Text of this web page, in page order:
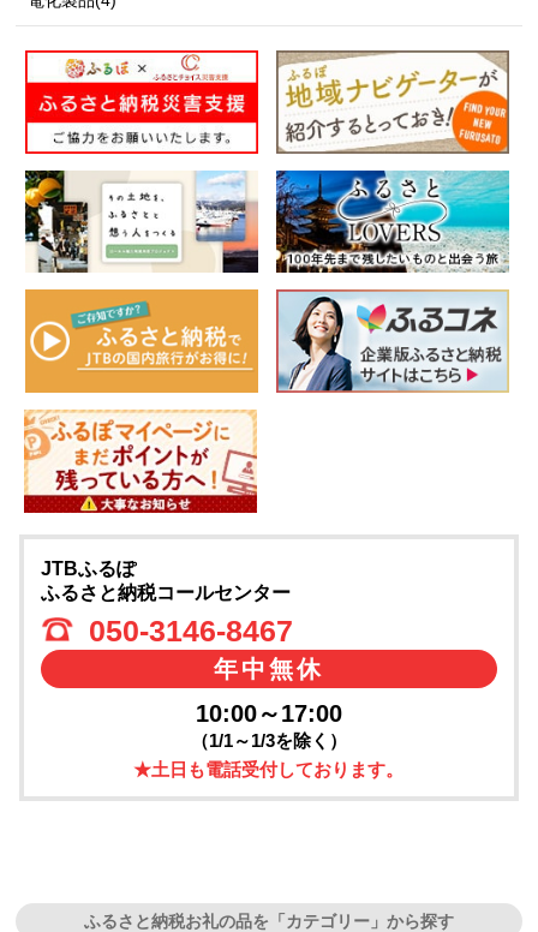
JTBふるぽ
ふるさと納税コールセンター
050-3146-8467
年中無休
10:00～17:00
（1/1～1/3を除く）
★土日も電話受付しております。
ふるさと納税お礼の品を「カテゴリー」から探す